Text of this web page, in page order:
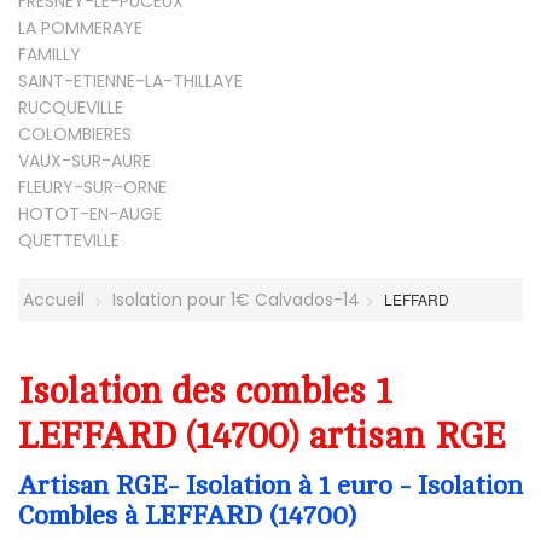
LA POMMERAYE
FAMILLY
SAINT-ETIENNE-LA-THILLAYE
RUCQUEVILLE
COLOMBIERES
VAUX-SUR-AURE
FLEURY-SUR-ORNE
HOTOT-EN-AUGE
QUETTEVILLE
Accueil Isolation pour 1€ Calvados-14 LEFFARD
Isolation des combles 1
LEFFARD (14700) artisan RGE
Artisan RGE- Isolation à 1 euro - Isolation
Combles à LEFFARD (14700)